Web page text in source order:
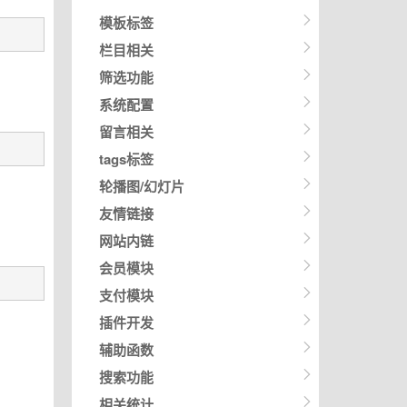
模板标签
栏目相关
筛选功能
系统配置
留言相关
tags标签
轮播图/幻灯片
友情链接
网站内链
会员模块
支付模块
插件开发
辅助函数
搜索功能